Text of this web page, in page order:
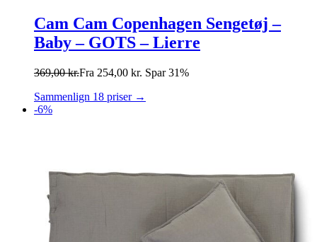
Cam Cam Copenhagen Sengetøj –
Baby – GOTS – Lierre
369,00kr.Fra 254,00 kr. Spar 31%
Sammenlign 18 priser →
-6%